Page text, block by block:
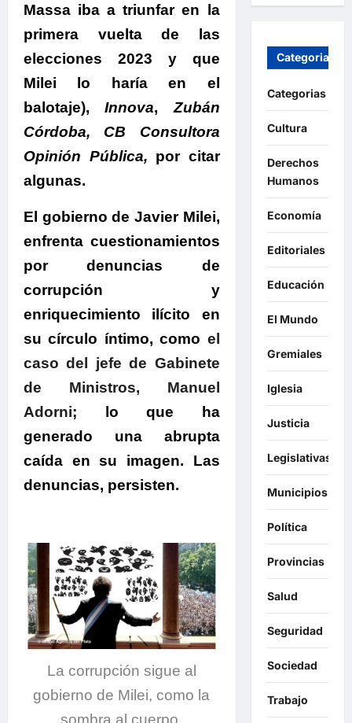
Massa iba a triunfar en la
primera vuelta de las
elecciones 2023 y que
Milei lo haría en el
balotaje),Innova,Zubán
Córdoba, CB Consultora
Opinión Pública, por citar
algunas.
El gobierno de Javier Milei,
enfrenta cuestionamientos
por denuncias de
corrupción y
enriquecimiento ilícito en
su círculo íntimo, como el
caso del jefe de Gabinete
de Ministros, Manuel
Adorni; lo que ha
generado una abrupta
caída en su imagen. Las
denuncias, persisten.
La corrupción sigue al
gobierno de Milei, como la
sombra al cuerpo.
Categorias
Categorias
Cultura
Derechos
Humanos
Economía
Editoriales
Educación
El Mundo
Gremiales
Iglesia
Justicia
Legislativas
Municipios
Política
Provincias
Salud
Seguridad
Sociedad
Trabajo